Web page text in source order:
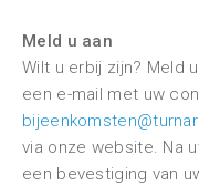
Meld u aan
Wilt u erbij zijn? Meld
een e-mail met uw
via onze website. Na
een bevestiging van